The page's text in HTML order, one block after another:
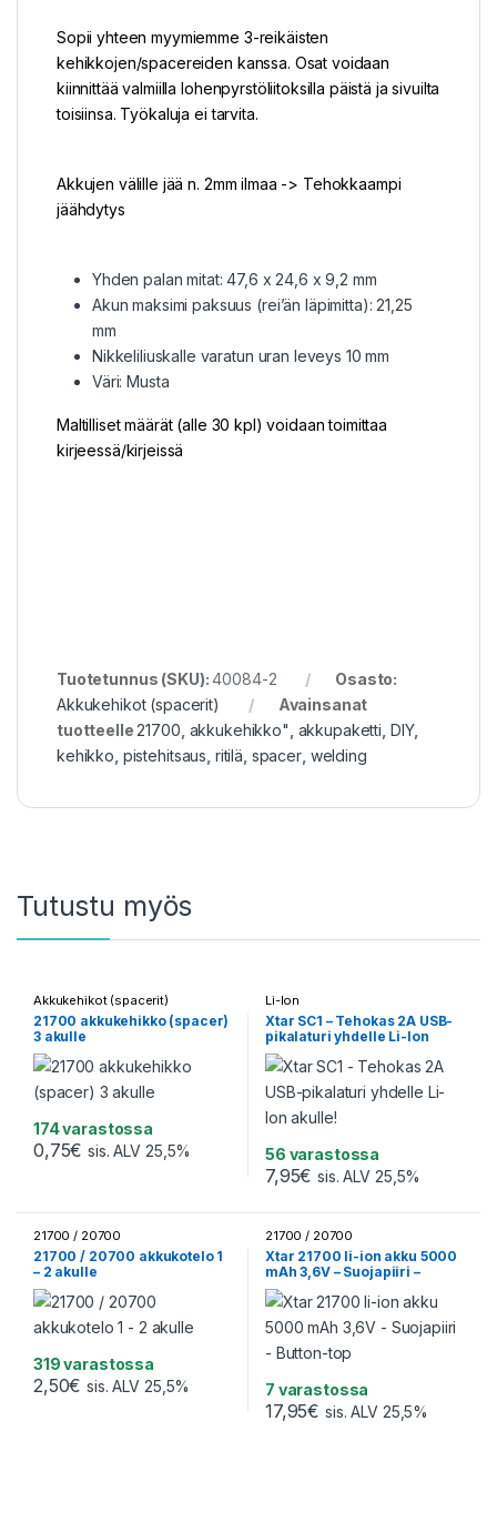
Sopii yhteen myymiemme 3-reikäisten
kehikkojen/spacereiden kanssa. Osat voidaan
kiinnittää valmiilla lohenpyrstöliitoksilla päistä ja sivuilta
toisiinsa. Työkaluja ei tarvita.
Akkujen välille jää n. 2mm ilmaa -> Tehokkaampi
jäähdytys
Yhden palan mitat: 47,6 x 24,6 x 9,2 mm
Akun maksimi paksuus (rei’än läpimitta): 21,25
mm
Nikkeliliuskalle varatun uran leveys 10 mm
Väri: Musta
​Maltilliset määrät (alle 30 kpl) voidaan toimittaa
kirjeessä/kirjeissä
Tuotetunnus (SKU):40084-2
Osasto:
Akkukehikot (spacerit)
Avainsanat
tuotteelle21700 akkukehikko" akkupaketti DIY,
kehikko pistehitsaus ritilä spacer, welding
Tutustu myös
Akkukehikot (spacerit)
21700 akkukehikko (spacer)
3 akulle
174 varastossa
0,75€ sis. ALV 25,5%
Li-Ion
Xtar SC1 – Tehokas 2A USB-
pikalaturi yhdelle Li-Ion
akulle!
56 varastossa
7,95€ sis. ALV 25,5%
21700 / 20700
21700 / 20700 akkukotelo 1
– 2 akulle
319 varastossa
2,50€ sis. ALV 25,5%
21700 / 20700
Xtar 21700 li-ion akku 5000
mAh 3,6V – Suojapiiri –
Button-top
7 varastossa
17,95€ sis. ALV 25,5%